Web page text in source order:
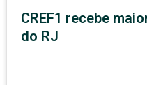
CREF1 recebe
do RJ